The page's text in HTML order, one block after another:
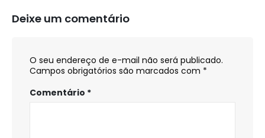
Deixe um comentário
O seu endereço de e-mail não será publicado.
Campos obrigatórios são marcados com *
Comentário *